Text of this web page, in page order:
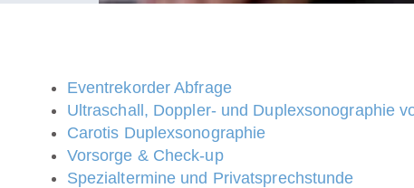
Eventrekorder Abfrage
Ultraschall, Doppler- und Duplexsonographie
Carotis Duplexsonographie
Vorsorge & Check-up
Spezialtermine und Privatsprechstunde